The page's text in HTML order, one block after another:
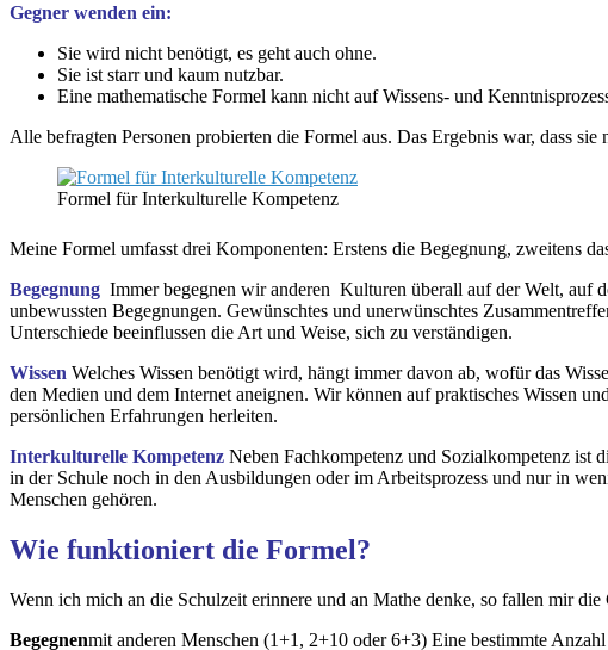
Gegner wenden ein:
Sie wird nicht benötigt, es geht auch ohne.
Sie ist starr und kaum nutzbar.
Eine mathematische Formel kann nicht auf Wissens- und
Alle befragten Personen probierten die Formel aus. Das Ergebnis war, dass
Formel für Interkulturelle Kompetenz
Meine Formel umfasst drei Komponenten: Erstens die Begegnung, zweitens
Begegnung Immer begegnen wir anderen Kulturen überall auf der Welt, auf
unbewussten Begegnungen. Gewünschtes und unerwünschtes
Unterschiede beeinflussen die Art und Weise, sich zu verständigen.
Wissen Welches Wissen benötigt wird, hängt immer davon ab, wofür das
den Medien und dem Internet aneignen. Wir können auf praktisches Wissen
persönlichen Erfahrungen herleiten.
Interkulturelle Kompetenz Neben Fachkompetenz und Sozialkompetenz
in der Schule noch in den Ausbildungen oder im Arbeitsprozess und nur in
Menschen gehören.
Wie funktioniert die Formel?
Wenn ich mich an die Schulzeit erinnere und an Mathe denke, so fallen mir
Begegnenmit anderen Menschen (1+1, 2+10 oder 6+3) Eine bestimmte